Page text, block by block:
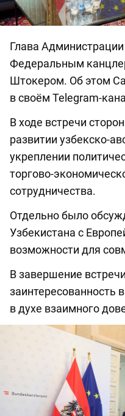
Глава
Федеральным
Штокером. Об этом
в своём Telegram-
В ходе встречи
развитии узбекско-
укреплении
торгово-
сотрудничества.
Отдельно было
Узбекистана с
возможности для
В завершение
заинтересованность
в духе взаимного